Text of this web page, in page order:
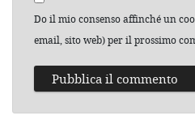
Do il mio consenso affinché un
email, sito web) per il prossimo